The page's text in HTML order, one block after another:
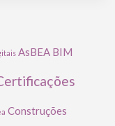
AsBEA BIM
Construções